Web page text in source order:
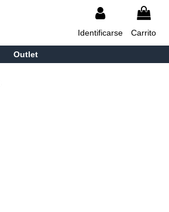
Identificarse Carrito
Outlet